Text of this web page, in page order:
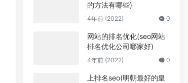
的方法有哪些)
4年前 (2022) 0
网站的排名优化(seo网站
排名优化公司哪家好)
4年前 (2022) 0
上排名seo(明朝最好的皇